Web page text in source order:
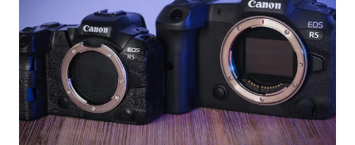
khác nhau. Dòng 1 số - Dòng cao cấp dành cho chuyên
nghiệp Đây là loại cao cấp nhất trong các dòng máy ảnh
Canon, chủ yếu dành cho các nhiếp ảnh gia chuyên nghiệp.
Hầu hết các sản phẩm thuộc dòng này đều có thiết kế chắc
chắn, kháng bụi, kháng nước,… nên có độ bền cao. Bên cạnh
đó, máy còn cho ra chất lượng hình ảnh rất cao với cảm biến